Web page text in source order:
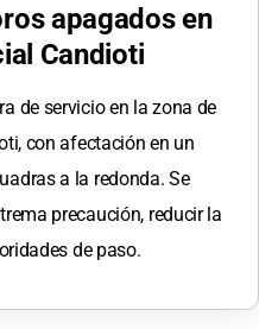
apagados en
Candioti
de servicio en la zona de
con afectación en un
a la redonda. Se
precaución, reducir la
de paso.